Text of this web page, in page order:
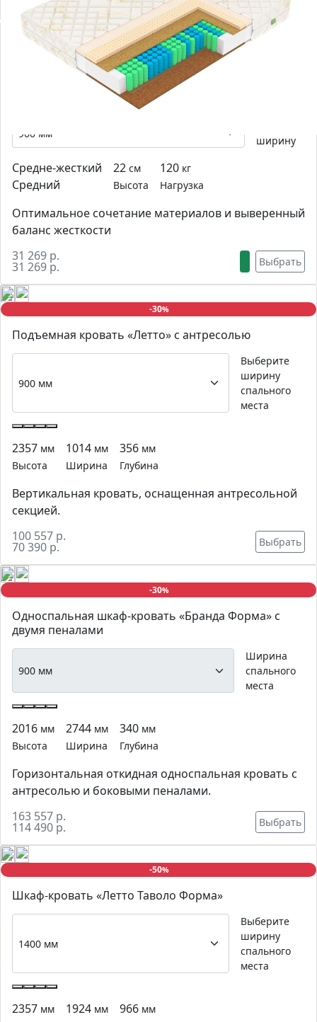
17 846 р.
-0%
ширину
Средне-жесткий
Средний
22 см
Высота
120 кг
Нагрузка
Оптимальное сочетание материалов и выверенный
баланс жесткости
31 269 р.
31 269 р. Выбрать
-30%
Подъемная кровать «Летто» с антресолью
Выберите
ширину
спального
места
2357 мм
Высота
1014 мм
Ширина
356 мм
Глубина
Вертикальная кровать, оснащенная антресольной
секцией.
100 557 р.
70 390 р. Выбрать
-30%
Односпальная шкаф-кровать «Бранда Форма» с
двумя пеналами
Ширина
спального
места
2016 мм
Высота
2744 мм
Ширина
340 мм
Глубина
Горизонтальная откидная односпальная кровать с
антресолью и боковыми пеналами.
163 557 р.
114 490 р. Выбрать
-50%
Шкаф-кровать «Летто Таволо Форма»
Выберите
ширину
спального
места
2357 мм
1924 мм
966 мм